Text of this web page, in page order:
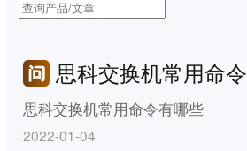
思科交换机常用命令
思科交换机常用命令有哪些
2022-01-04